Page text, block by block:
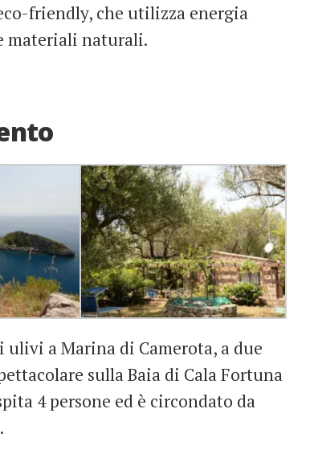
friendly, che utilizza energia
materiali naturali.
ulivi a Marina di Camerota, a due
sulla Baia di Cala Fortuna
4 persone ed è circondato da